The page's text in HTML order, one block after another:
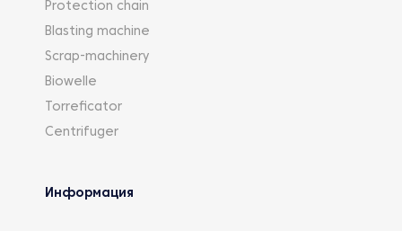
Protection chain
Blasting machine
Scrap-machinery
Biowelle
Torreficator
Centrifuger
Информация